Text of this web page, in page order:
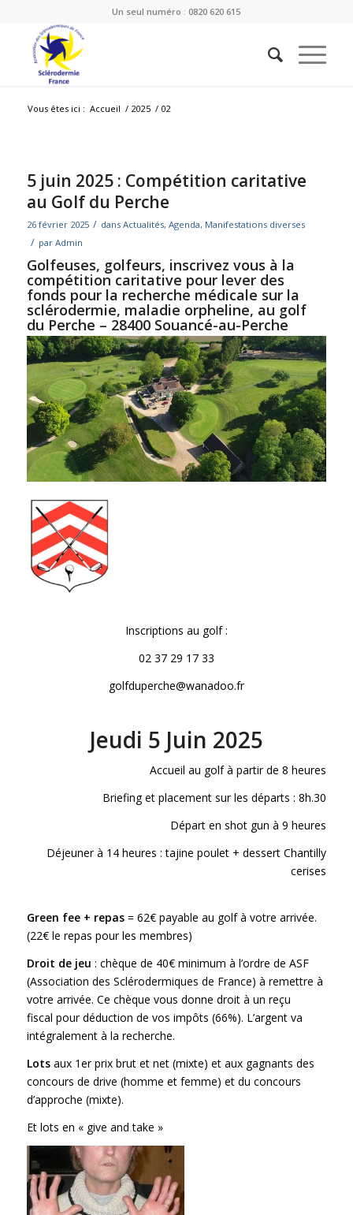
Un seul numéro : 0820 620 615
Vous êtes ici : Accueil / 2025 / 02
5 juin 2025 : Compétition caritative
au Golf du Perche
26 février 2025 / dans Actualités, Agenda, Manifestations diverses
/ par Admin
Golfeuses, golfeurs, inscrivez vous à la
compétition caritative pour lever des
fonds pour la recherche médicale sur la
sclérodermie, maladie orpheline, au golf
du Perche – 28400 Souancé-au-Perche
Inscriptions au golf :
02 37 29 17 33
golfduperche@wanadoo.fr
Jeudi 5 Juin 2025
Accueil au golf à partir de 8 heures
Briefing et placement sur les départs : 8h.30
Départ en shot gun à 9 heures
Déjeuner à 14 heures : tajine poulet + dessert Chantilly
cerises
Green fee + repas= 62€ payable au golf à votre arrivée.
(22€ le repas pour les membres)
Droit de jeu : chèque de 40€ minimum à l’ordre de ASF
(Association des Sclérodermiques de France) à remettre à
votre arrivée. Ce chèque vous donne droit à un reçu
fiscal pour déduction de vos impôts (66%). L’argent va
intégralement à la recherche.
Lotsaux 1er prix brut et net (mixte) et aux gagnants des
concours de drive (homme et femme) et du concours
d’approche (mixte).
Et lots en « give and take »